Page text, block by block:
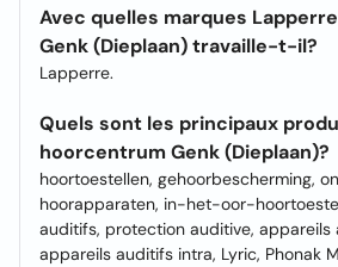
Avec quelles marques
Genk (Dieplaan) travaille-t-il?
Lapperre.
Quels sont les principaux
hoorcentrum Genk (Dieplaan)?
hoortoestellen, gehoorbescherming,
hoorapparaten, in-het-oor-
auditifs, protection auditive, appareils
appareils auditifs intra, Lyric, Phonak